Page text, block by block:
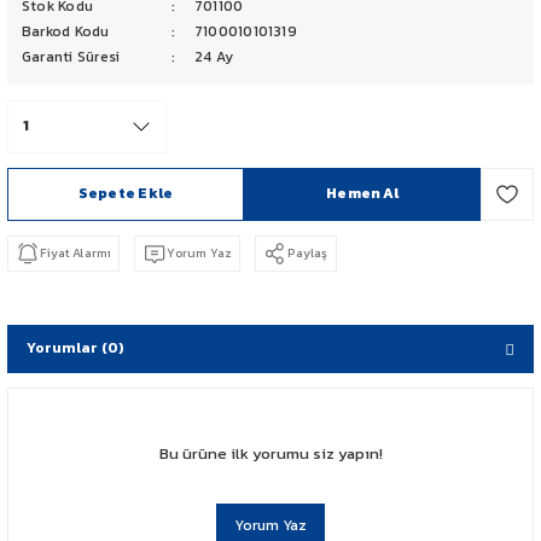
PCX 125-150
CBR 250
CRF 250 RALLY
NX 500
Stok Kodu
701100
Barkod Kodu
7100010101319
Garanti Süresi
24 Ay
Sepete Ekle Hemen Al
Fiyat Alarmı Yorum Yaz Paylaş
Yorumlar (0)
Bu ürüne ilk yorumu siz yapın!
Yorum Yaz